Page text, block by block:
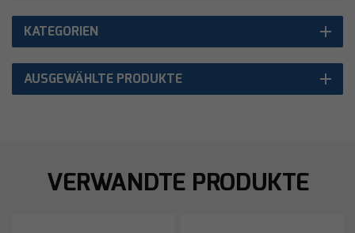
KATEGORIEN
AUSGEWÄHLTE PRODUKTE
VERWANDTE PRODUKTE